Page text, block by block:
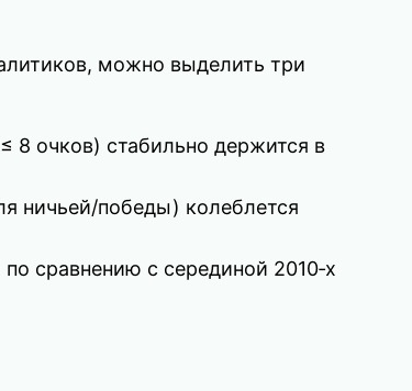
можно выделить три
8 очков) стабильно держится в
ничьей/победы) колеблется
сравнению с серединой 2010‑х